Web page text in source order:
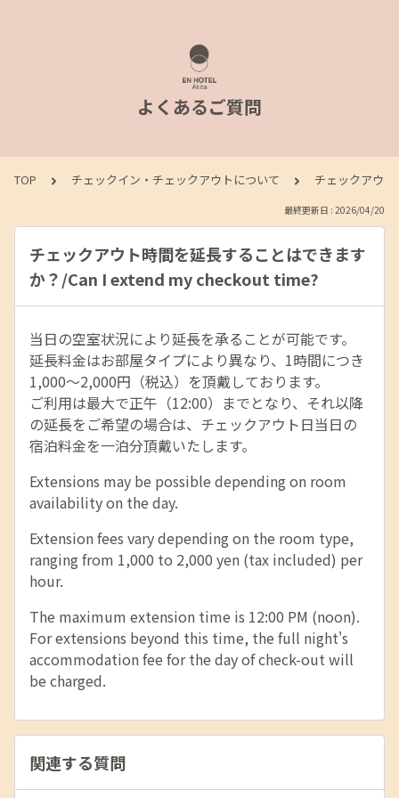
よくあるご質問
TOP チェックイン・チェックアウトについて チェックアウ
最終更新日 : 2026/04/20
チェックアウト時間を延長することはできます
か？/Can I extend my checkout time?
当日の空室状況により延長を承ることが可能です。
延長料金はお部屋タイプにより異なり、1時間につき
1,000～2,000円（税込）を頂戴しております。
ご利用は最大で正午（12:00）までとなり、それ以降
の延長をご希望の場合は、チェックアウト日当日の
宿泊料金を一泊分頂戴いたします。
Extensions may be possible depending on room
availability on the day.
Extension fees vary depending on the room type,
ranging from 1,000 to 2,000 yen (tax included) per
hour.
The maximum extension time is 12:00 PM (noon).
For extensions beyond this time, the full night's
accommodation fee for the day of check-out will
be charged.
関連する質問